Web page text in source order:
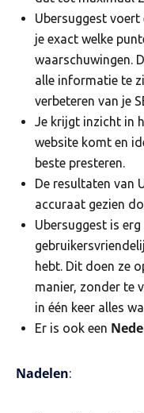
Ubersuggest
je exact welke
waarschuwingen.
alle informatie te
verbeteren van je
Je krijgt inzicht in
website komt en
beste presteren.
De resultaten van
accuraat gezien
Ubersuggest is
hebt. Dit doen ze
manier, zonder te
in één keer alles
Er is ook een
Nadelen: